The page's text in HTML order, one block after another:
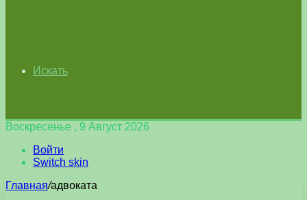
Искать
Воскресенье , 9 Август 2026
Войти
Switch skin
Главная/адвоката